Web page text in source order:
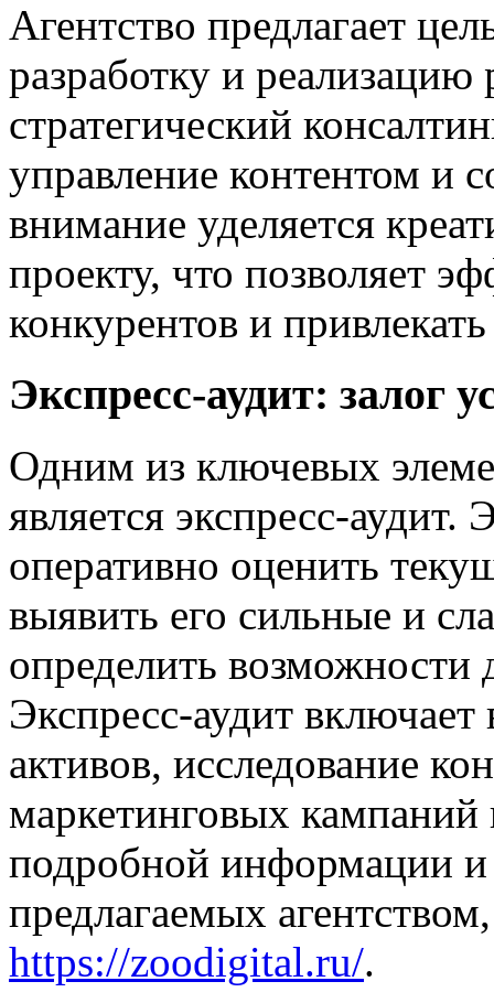
Агентство предлагает
разработку и
стратегический
управление контентом и
внимание уделяется
проекту, что позволяет
конкурентов и
Экспресс-аудит: залог
Одним из ключевых
является экспресс-аудит.
оперативно оценить
выявить его сильные и
определить возможности
Экспресс-аудит
активов, исследование
маркетинговых кампаний
подробной информации и
предлагаемых
https://zoodigital.ru/.